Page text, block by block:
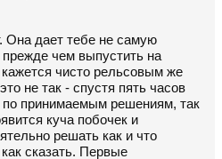
Она дает тебе не самую
прежде чем выпустить на
чисто рельсовым же
не так - спустя пять часов
по принимаемым решениям, так
куча побочек и
решать как и что
сказать. Первые